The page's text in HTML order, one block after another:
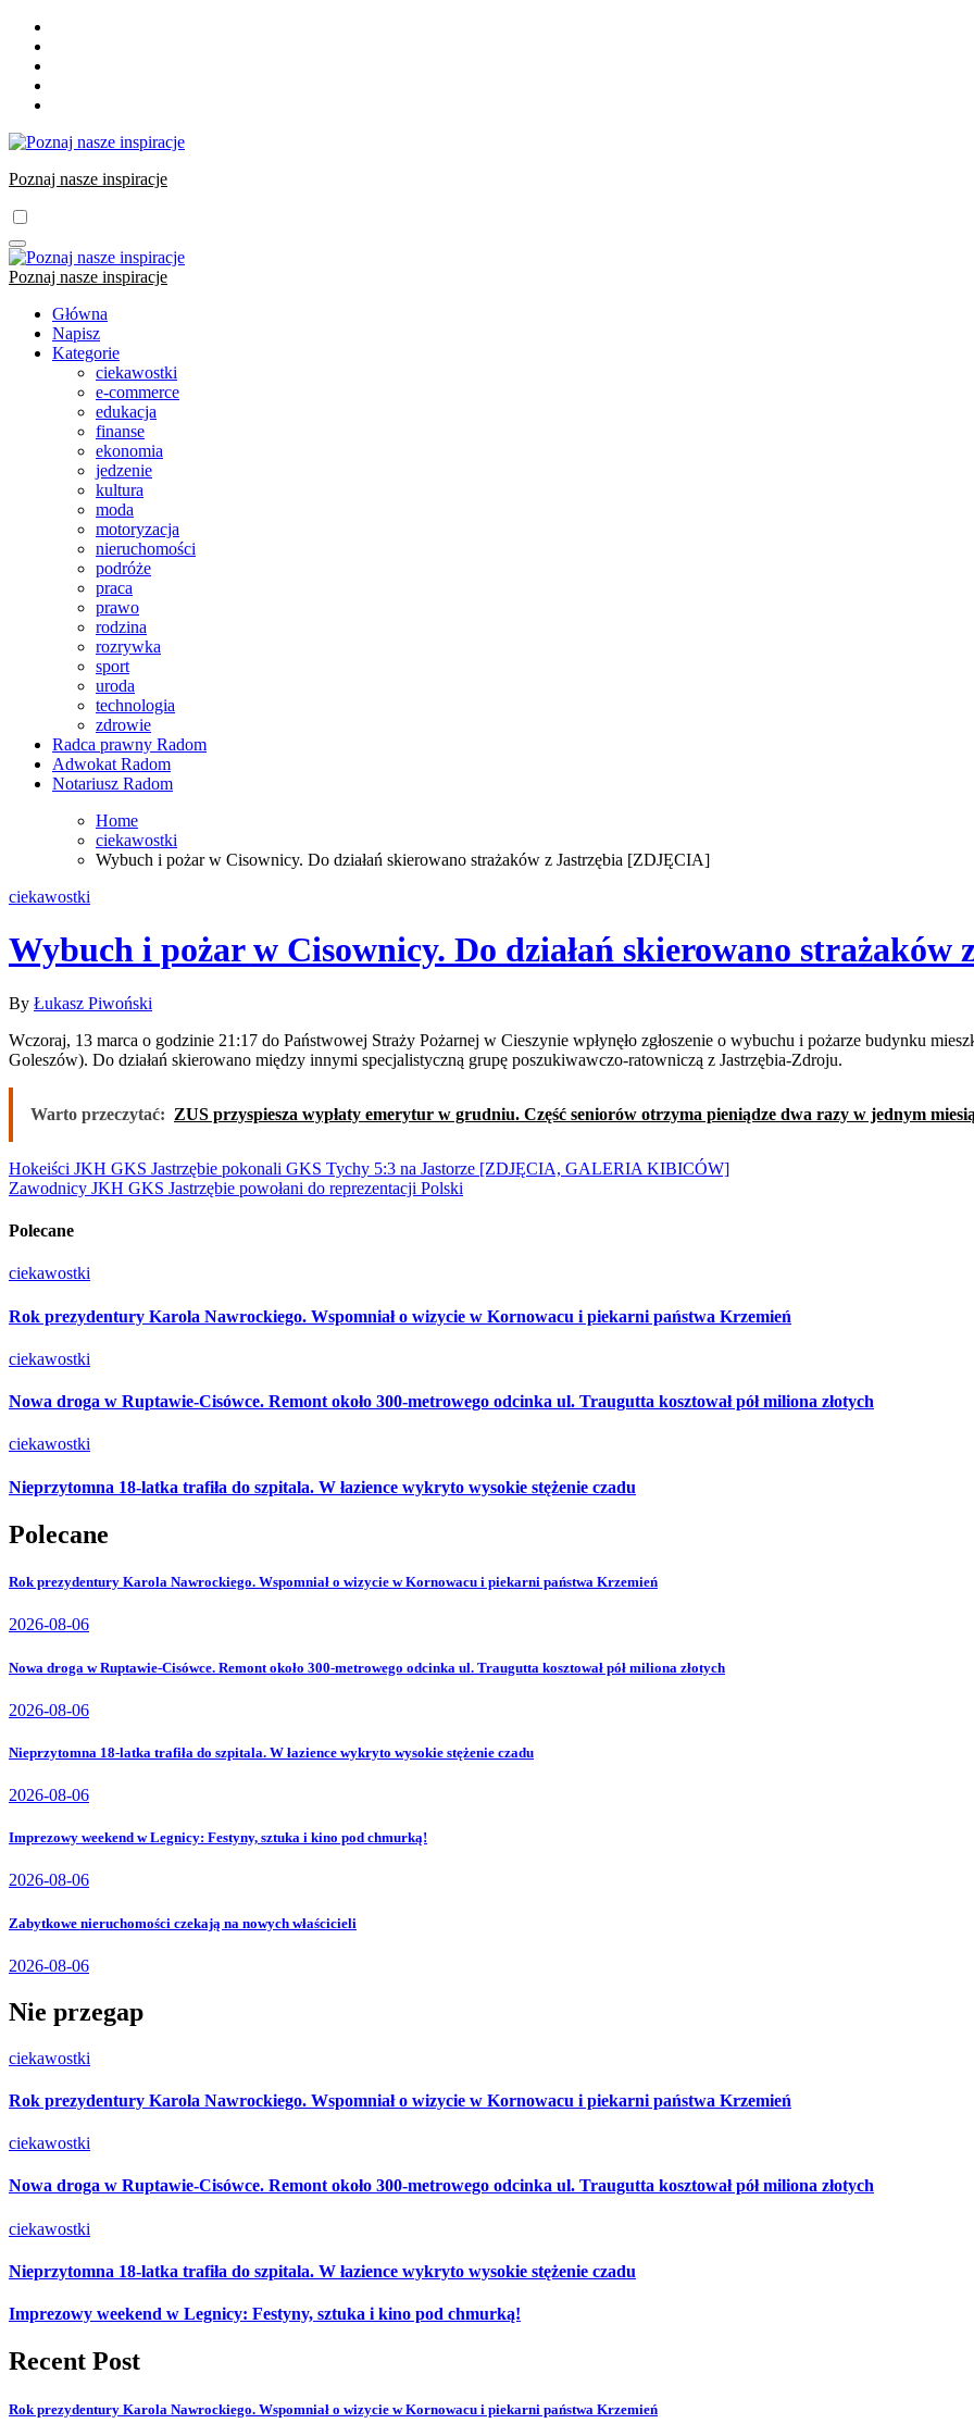
Skip
content
Poznaj nasze inspiracje
Poznaj nasze inspiracje
Główna
Napisz
Kategorie
ciekawostki
e-commerce
edukacja
finanse
ekonomia
jedzenie
kultura
moda
motoryzacja
nieruchomości
podróże
praca
prawo
rodzina
rozrywka
sport
uroda
technologia
zdrowie
Radca prawny Radom
Adwokat Radom
Notariusz Radom
Home
ciekawostki
Wybuch i pożar w Cisownicy. Do działań skierowano strażaków z Jastrzębia [ZDJĘCIA]
ciekawostki
Wybuch i pożar w Cisownicy. Do działań skierowano
By Łukasz Piwoński
Wczoraj, 13 marca o godzinie 21:17 do Państwowej Straży Pożarnej w Cieszynie wpłynęło zgłoszenie o wybuchu i pożarze budynku mieszkalnego zlokalizowanego na ul. Topolowej w Cisownicy (Gmina
Goleszów). Do działań skierowano między innymi specjalistyczną grupę poszukiwawczo-ratowniczą z Jastrzębia-Zdroju.
Warto przeczytać: ZUS przyspiesza wypłaty emerytur w grudniu. Część seniorów otrzyma pieniądze dwa razy w jednym
Nawigacja
wpisu
Hokeiści JKH GKS Jastrzębie pokonali GKS Tychy 5:3 na Jastorze [ZDJĘCIA, GALERIA KIBICÓW]
Zawodnicy JKH GKS Jastrzębie powołani do reprezentacji Polski
Polecane
ciekawostki
Rok prezydentury Karola Nawrockiego. Wspomniał o wizycie w Kornowacu i piekarni państwa Krzemień
ciekawostki
Nowa droga w Ruptawie-Cisówce. Remont około 300-metrowego odcinka ul. Traugutta kosztował pół miliona złotych
ciekawostki
Nieprzytomna 18-latka trafiła do szpitala. W łazience wykryto wysokie stężenie czadu
Polecane
Rok prezydentury Karola Nawrockiego. Wspomniał o wizycie w Kornowacu i piekarni państwa Krzemień
2026-08-06
Nowa droga w Ruptawie-Cisówce. Remont około 300-metrowego odcinka ul. Traugutta kosztował pół miliona złotych
2026-08-06
Nieprzytomna 18-latka trafiła do szpitala. W łazience wykryto wysokie stężenie czadu
2026-08-06
Imprezowy weekend w Legnicy: Festyny, sztuka i kino pod chmurką!
2026-08-06
Zabytkowe nieruchomości czekają na nowych właścicieli
2026-08-06
Nie przegap
ciekawostki
Rok prezydentury Karola Nawrockiego. Wspomniał o wizycie w Kornowacu i piekarni państwa Krzemień
ciekawostki
Nowa droga w Ruptawie-Cisówce. Remont około 300-metrowego odcinka ul. Traugutta kosztował pół miliona złotych
ciekawostki
Nieprzytomna 18-latka trafiła do szpitala. W łazience wykryto wysokie stężenie czadu
Imprezowy weekend w Legnicy: Festyny, sztuka i kino pod chmurką!
Recent Post
Rok prezydentury Karola Nawrockiego. Wspomniał o wizycie w Kornowacu i piekarni państwa Krzemień